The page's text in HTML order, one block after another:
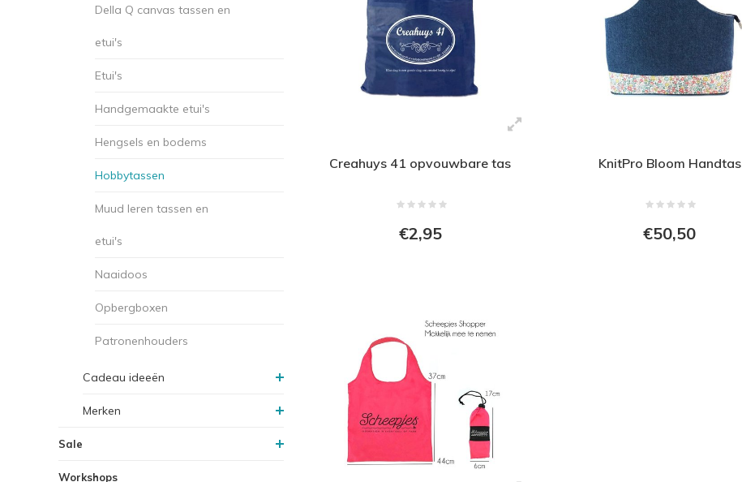
Della Q canvas tassen en
etui's
Etui's
Handgemaakte etui's
Hengsels en bodems
Hobbytassen
Muud leren tassen en
etui's
Naaidoos
Opbergboxen
Patronenhouders
Cadeau ideeën
Merken
Sale
Workshops
Creahuys 41 opvouwbare tas
€2,95
KnitPro Bloom Handtas
€50,50